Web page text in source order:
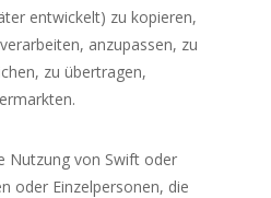
entwickelt) zu kopieren,
anzupassen, zu
zu übertragen,
Nutzung von Swift oder
oder Einzelpersonen, die